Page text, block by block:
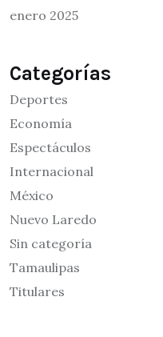
enero 2025
Categorías
Deportes
Economía
Espectáculos
Internacional
México
Nuevo Laredo
Sin categoría
Tamaulipas
Titulares